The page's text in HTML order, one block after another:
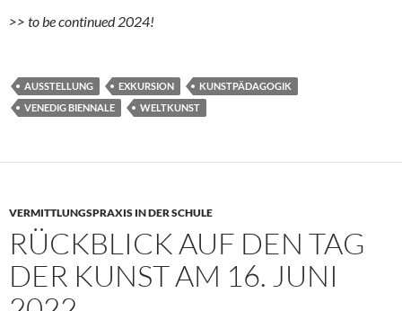
>> to be continued 2024!
AUSSTELLUNG EXKURSION
KUNSTPÄDAGOGIK
VENEDIG BIENNALE
WELTKUNST
VERMITTLUNGSPRAXIS IN DER SCHULE
RÜCKBLICK AUF DEN TAG
DER KUNST AM 16. JUNI